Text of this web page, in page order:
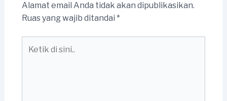
Alamat email Anda tidak akan dipublikasikan.
Ruas yang wajib ditandai *